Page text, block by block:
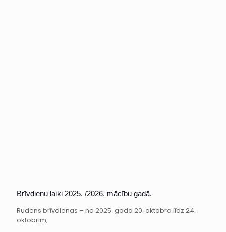
Brīvdienu laiki 2025. /2026. mācību gadā.
Rudens brīvdienas – no 2025. gada 20. oktobra līdz 24.
oktobrim;